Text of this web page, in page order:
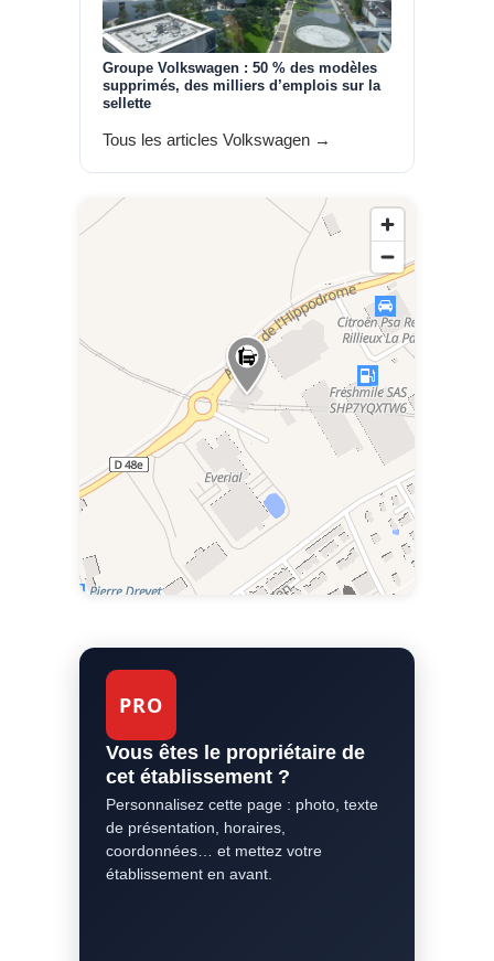
Groupe Volkswagen : 50 % des modèles
supprimés, des milliers d’emplois sur la
sellette
Tous les articles Volkswagen →
PRO
Vous êtes le propriétaire de
cet établissement ?
Personnalisez cette page : photo, texte
de présentation, horaires,
coordonnées… et mettez votre
établissement en avant.